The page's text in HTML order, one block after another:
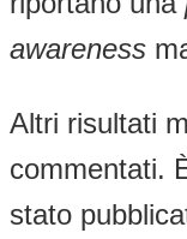
awareness
Altri risultati
commentati.
stato